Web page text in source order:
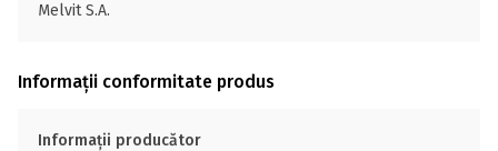
Melvit S.A.
Informații conformitate produs
Informații producător